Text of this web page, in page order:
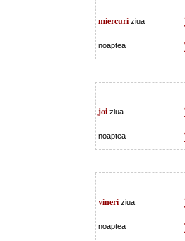
miercuri ziua
noaptea
joi ziua
noaptea
vineri ziua
noaptea